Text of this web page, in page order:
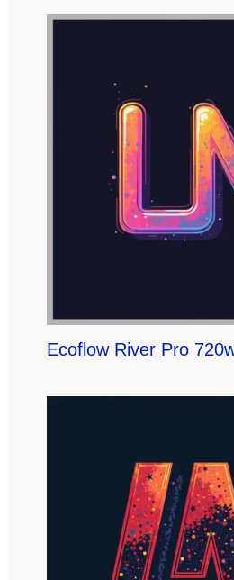
Ecoflow River Pro